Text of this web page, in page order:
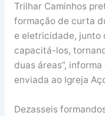
Trilhar Caminhos
formação de curta
e eletricidade, junto
capacitá-los,
duas áreas”,
enviada ao Igreja
Dezasseis